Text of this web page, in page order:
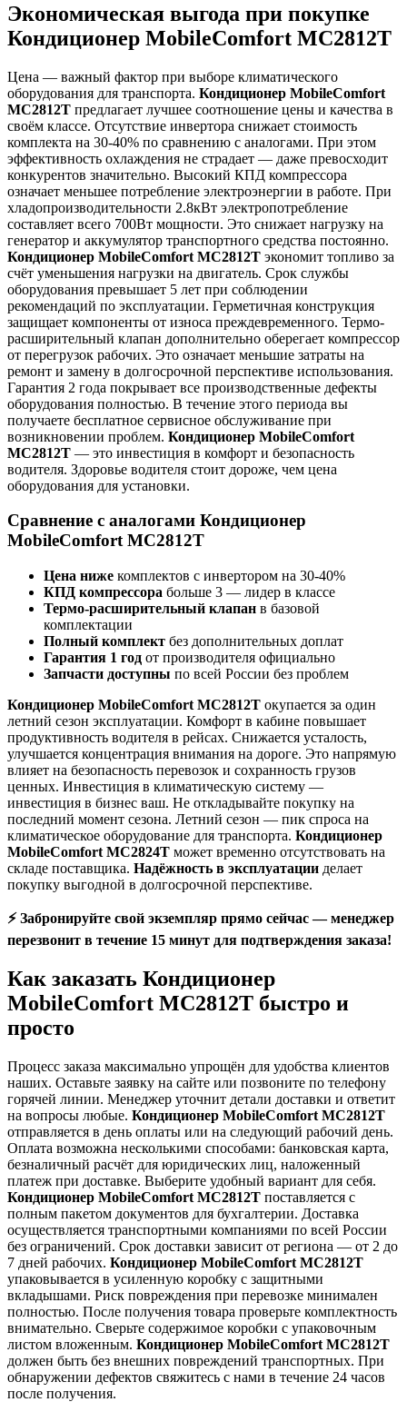
Экономическая выгода при покупке
Кондиционер MobileComfort MC2812T
Цена — важный фактор при выборе климатического
оборудования для транспорта. Кондиционер MobileComfort
MC2812T предлагает лучшее соотношение цены и качества в
своём классе. Отсутствие инвертора снижает стоимость
комплекта на 30-40% по сравнению с аналогами. При этом
эффективность охлаждения не страдает — даже превосходит
конкурентов значительно. Высокий КПД компрессора
означает меньшее потребление электроэнергии в работе. При
хладопроизводительности 2.8кВт электропотребление
составляет всего 700Вт мощности. Это снижает нагрузку на
генератор и аккумулятор транспортного средства постоянно.
Кондиционер MobileComfort MC2812T экономит топливо за
счёт уменьшения нагрузки на двигатель. Срок службы
оборудования превышает 5 лет при соблюдении
рекомендаций по эксплуатации. Герметичная конструкция
защищает компоненты от износа преждевременного. Термо-
расширительный клапан дополнительно оберегает компрессор
от перегрузок рабочих. Это означает меньшие затраты на
ремонт и замену в долгосрочной перспективе использования.
Гарантия 2 года покрывает все производственные дефекты
оборудования полностью. В течение этого периода вы
получаете бесплатное сервисное обслуживание при
возникновении проблем. Кондиционер MobileComfort
MC2812T — это инвестиция в комфорт и безопасность
водителя. Здоровье водителя стоит дороже, чем цена
оборудования для установки.
Сравнение с аналогами Кондиционер
MobileComfort MC2812T
Цена ниже комплектов с инвертором на 30-40%
КПД компрессора больше 3 — лидер в классе
Термо-расширительный клапан в базовой
комплектации
Полный комплект без дополнительных доплат
Гарантия 1 год от производителя официально
Запчасти доступны по всей России без проблем
Кондиционер MobileComfort MC2812T окупается за один
летний сезон эксплуатации. Комфорт в кабине повышает
продуктивность водителя в рейсах. Снижается усталость,
улучшается концентрация внимания на дороге. Это напрямую
влияет на безопасность перевозок и сохранность грузов
ценных. Инвестиция в климатическую систему —
инвестиция в бизнес ваш. Не откладывайте покупку на
последний момент сезона. Летний сезон — пик спроса на
климатическое оборудование для транспорта. Кондиционер
MobileComfort MC2824T может временно отсутствовать на
складе поставщика. Надёжность в эксплуатации делает
покупку выгодной в долгосрочной перспективе.
⚡ Забронируйте свой экземпляр прямо сейчас — менеджер
перезвонит в течение 15 минут для подтверждения заказа!
Как заказать Кондиционер
MobileComfort MC2812T быстро и
просто
Процесс заказа максимально упрощён для удобства клиентов
наших. Оставьте заявку на сайте или позвоните по телефону
горячей линии. Менеджер уточнит детали доставки и ответит
на вопросы любые. Кондиционер MobileComfort MC2812T
отправляется в день оплаты или на следующий рабочий день.
Оплата возможна несколькими способами: банковская карта,
безналичный расчёт для юридических лиц, наложенный
платеж при доставке. Выберите удобный вариант для себя.
Кондиционер MobileComfort MC2812T поставляется с
полным пакетом документов для бухгалтерии. Доставка
осуществляется транспортными компаниями по всей России
без ограничений. Срок доставки зависит от региона — от 2 до
7 дней рабочих. Кондиционер MobileComfort MC2812T
упаковывается в усиленную коробку с защитными
вкладышами. Риск повреждения при перевозке минимален
полностью. После получения товара проверьте комплектность
внимательно. Сверьте содержимое коробки с упаковочным
листом вложенным. Кондиционер MobileComfort MC2812T
должен быть без внешних повреждений транспортных. При
обнаружении дефектов свяжитесь с нами в течение 24 часов
после получения.